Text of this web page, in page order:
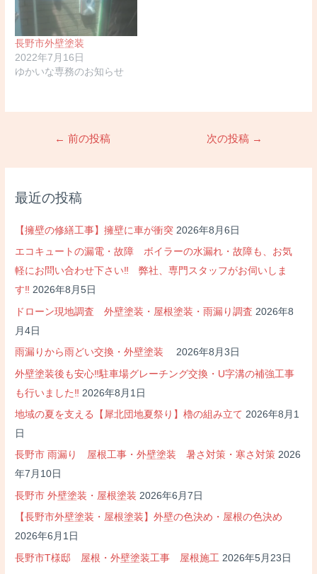
最近の投稿
【擁壁の修繕工事】擁壁に車が衝突 2026年8月6日
エコキュートの漏電・故障 ボイラーの水漏れ・故障も、お気
軽にお問い合わせ下さい‼ 弊社、専門スタッフがお伺いしま
す‼ 2026年8月5日
ドローン現地調査 外壁塗装・屋根塗装・雨漏り調査 2026年8
月4日
雨漏りから雨どい交換・外壁塗装 2026年8月3日
外壁塗装後も安心‼駐車場グレーチング交換・U字溝の補強工事
も行いました‼ 2026年8月1日
地域の夏を支える【犀北団地夏祭り】櫓の組み立て 2026年8月1
日
長野市 雨漏り 屋根工事・外壁塗装 暑さ対策・寒さ対策 2026
年7月10日
長野市 外壁塗装・屋根塗装 2026年6月7日
【長野市外壁塗装・屋根塗装】外壁の色決め・屋根の色決め
2026年6月1日
長野市T様邸 屋根・外壁塗装工事 屋根施工 2026年5月23日
長野市外壁塗装
2022年7月16日
ゆかいな専務のお知らせ
ナ
ゲ
ー
ョ
ン
← 前の投稿 次の投稿 →